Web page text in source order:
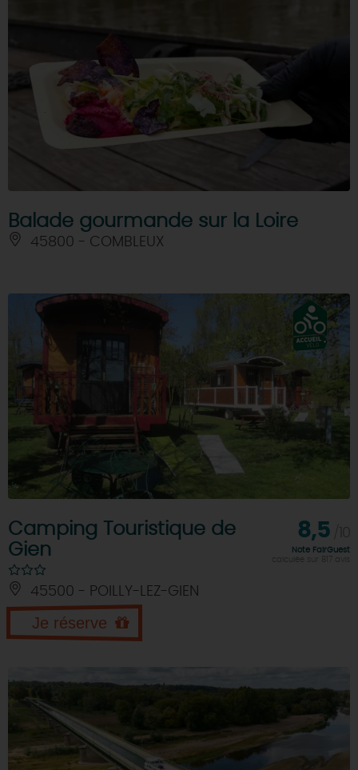
Balade gourmande sur la Loire
45800 - COMBLEUX
Camping Touristique de
Gien
45500 - POILLY-LEZ-GIEN
8,5
Note FairGuest
Je réserve